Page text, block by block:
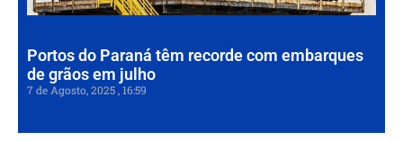
Portos do Paraná têm recorde com embarques
de grãos em julho
7 de Agosto, 2025 16:59